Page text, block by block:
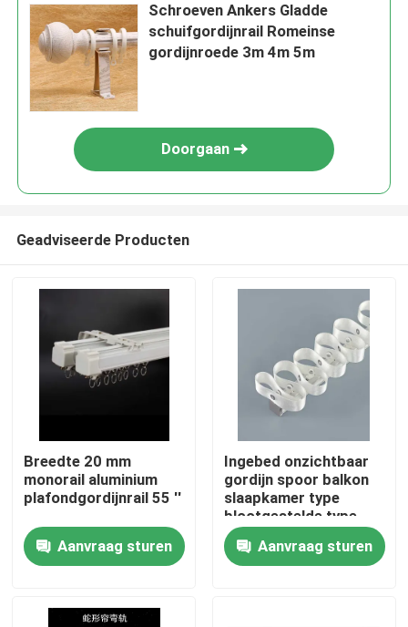
Huis
Producten
Schroeven Ankers Gladde
schuifgordijnrail Romeinse
gordijnroede 3m 4m 5m
Doorgaan
Geadviseerde Producten
Breedte 20 mm
monorail aluminium
plafondgordijnrail 55 ''
Aanvraag sturen
Ingebed onzichtbaar
gordijn spoor balkon
slaapkamer type
blootgestelde type
slang gordijn
Aanvraag sturen